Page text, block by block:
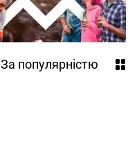
За популярністю